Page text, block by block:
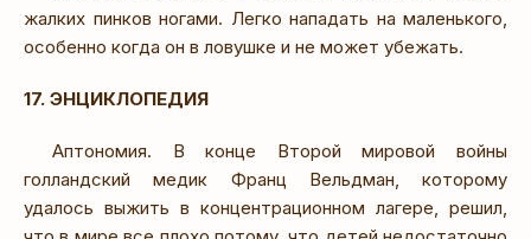
жалких пинков ногами. Легко нападать на маленького,
особенно когда он в ловушке и не может убежать.
17. ЭНЦИКЛОПЕДИЯ
Аптономия. В конце Второй мировой войны
голландский медик Франц Вельдман, которому
удалось выжить в концентрационном лагере, решил,